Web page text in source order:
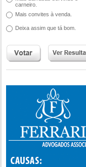
carneiro.
Mais convites à venda.
Deixa assim que tá bom.